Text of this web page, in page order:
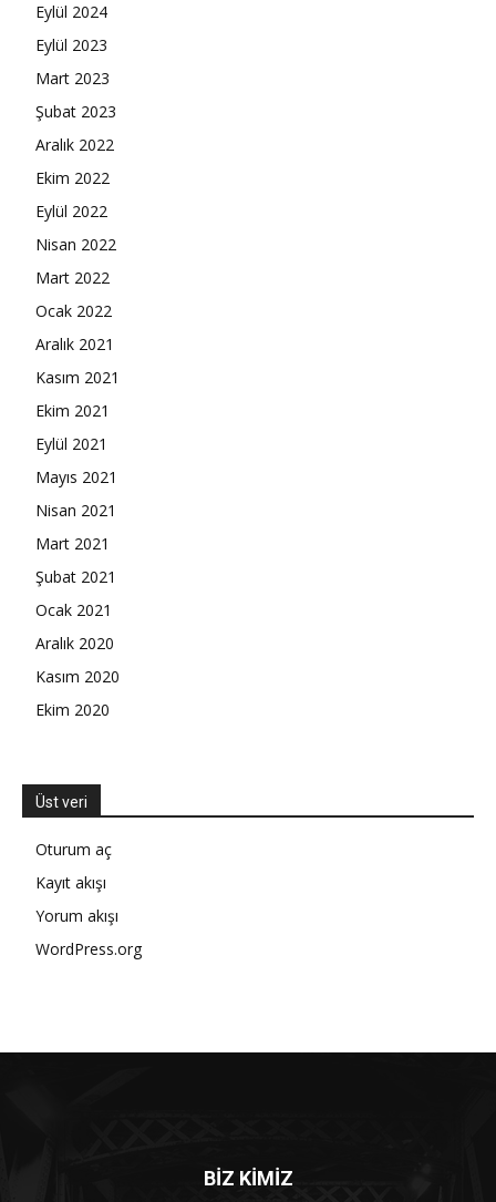
Eylül 2024
Eylül 2023
Mart 2023
Şubat 2023
Aralık 2022
Ekim 2022
Eylül 2022
Nisan 2022
Mart 2022
Ocak 2022
Aralık 2021
Kasım 2021
Ekim 2021
Eylül 2021
Mayıs 2021
Nisan 2021
Mart 2021
Şubat 2021
Ocak 2021
Aralık 2020
Kasım 2020
Ekim 2020
Üst veri
Oturum aç
Kayıt akışı
Yorum akışı
WordPress.org
BİZ KİMİZ